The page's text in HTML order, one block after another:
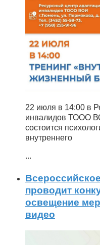
22 июля в 14:00 в
инвалидов ТООО
состоится
внутреннего
...
проводит
освещение
видео